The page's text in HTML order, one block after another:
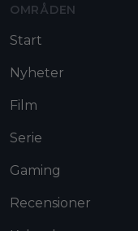
OMRÅDEN
Start
Nyheter
Film
Serie
Gaming
Recensioner